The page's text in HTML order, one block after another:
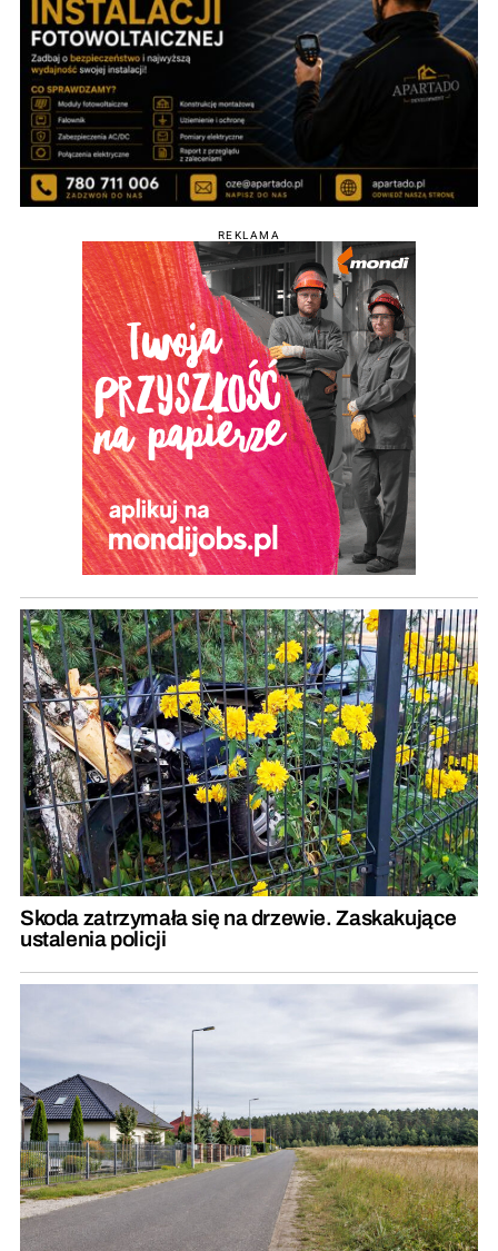
REKLAMA
Skoda zatrzymała się na drzewie. Zaskakujące
ustalenia policji